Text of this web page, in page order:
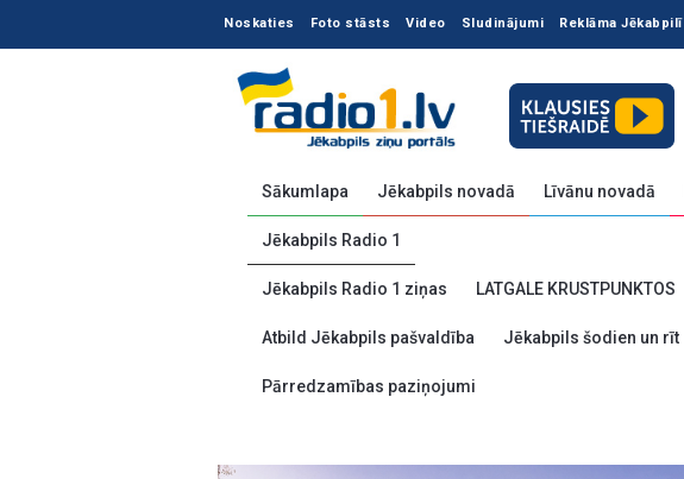
Noskaties Foto stāsts Video Sludinājumi Reklāma Jēkabpilī
Sākumlapa Jēkabpils novadā Līvānu novadā
Jēkabpils Radio 1
Jēkabpils Radio 1 ziņas LATGALE KRUSTPUNKTOS
Atbild Jēkabpils pašvaldība Jēkabpils šodien un rīt
Pārredzamības paziņojumi